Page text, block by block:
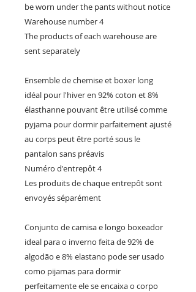
be worn under the pants without notice
Warehouse number 4
The products of each warehouse are
sent separately
Ensemble de chemise et boxer long
idéal pour l'hiver en 92% coton et 8%
élasthanne pouvant être utilisé comme
pyjama pour dormir parfaitement ajusté
au corps peut être porté sous le
pantalon sans préavis
Numéro d'entrepôt 4
Les produits de chaque entrepôt sont
envoyés séparément
Conjunto de camisa e longo boxeador
ideal para o inverno feita de 92% de
algodão e 8% elastano pode ser usado
como pijamas para dormir
perfeitamente ele se encaixa o corpo